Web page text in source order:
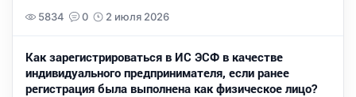
5834 0 2 июля 2026
Как зарегистрироваться в ИС ЭСФ в качестве
индивидуального предпринимателя, если ранее
регистрация была выполнена как физическое лицо?